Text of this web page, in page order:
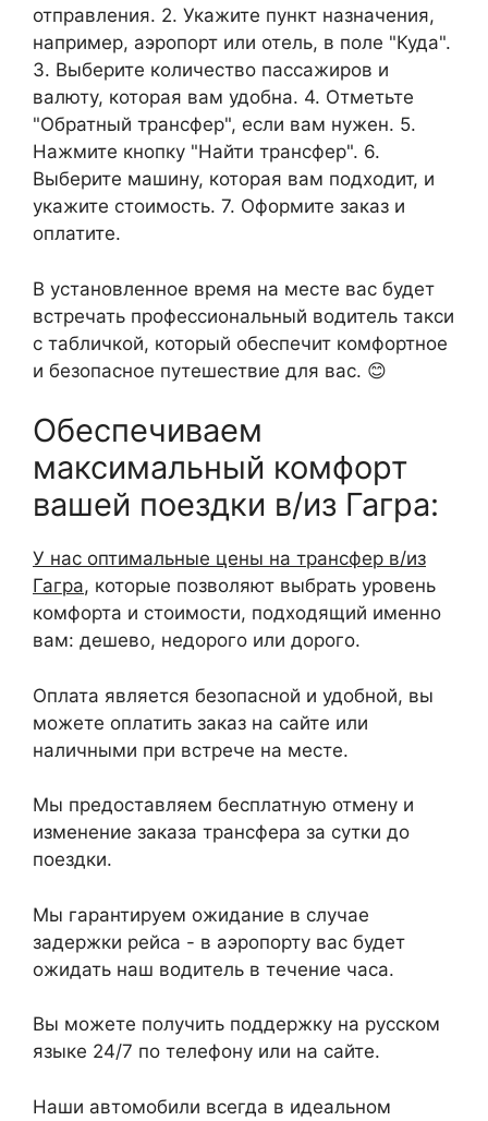
отправления. 2. Укажите пункт назначения,
например, аэропорт или отель, в поле "Куда".
3. Выберите количество пассажиров и
валюту, которая вам удобна. 4. Отметьте
"Обратный трансфер", если вам нужен. 5.
Нажмите кнопку "Найти трансфер". 6.
Выберите машину, которая вам подходит, и
укажите стоимость. 7. Оформите заказ и
оплатите.
В установленное время на месте вас будет
встречать профессиональный водитель такси
с табличкой, который обеспечит комфортное
и безопасное путешествие для вас. 😊
Обеспечиваем
максимальный комфорт
вашей поездки в/из Гагра:
У нас оптимальные цены на трансфер в/из
Гагра, которые позволяют выбрать уровень
комфорта и стоимости, подходящий именно
вам: дешево, недорого или дорого.
Оплата является безопасной и удобной, вы
можете оплатить заказ на сайте или
наличными при встрече на месте.
Мы предоставляем бесплатную отмену и
изменение заказа трансфера за сутки до
поездки.
Мы гарантируем ожидание в случае
задержки рейса - в аэропорту вас будет
ожидать наш водитель в течение часа.
Вы можете получить поддержку на русском
языке 24/7 по телефону или на сайте.
Наши автомобили всегда в идеальном